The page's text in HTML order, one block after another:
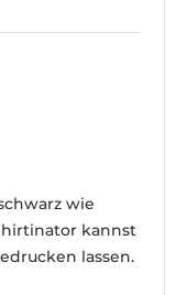
wie
kannst
lassen.